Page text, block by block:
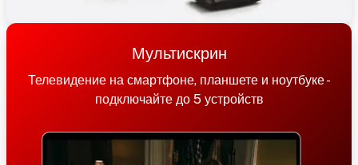
Мультискрин
Телевидение на смартфоне, планшете и ноутбуке -
подключайте до 5 устройств